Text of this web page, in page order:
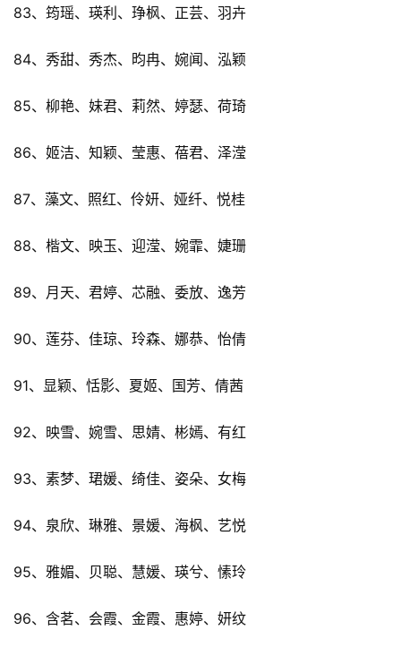
83、筠瑶、瑛利、琤枫、正芸、羽卉
84、秀甜、秀杰、昀冉、婉闻、泓颖
85、柳艳、妹君、莉然、婷瑟、荷琦
86、姬洁、知颖、莹惠、蓓君、泽滢
87、藻文、照红、伶妍、娅纤、悦桂
88、楷文、映玉、迎滢、婉霏、婕珊
89、月天、君婷、芯融、委放、逸芳
90、莲芬、佳琼、玲森、娜恭、怡倩
91、显颖、恬影、夏姬、国芳、倩茜
92、映雪、婉雪、思婧、彬嫣、有红
93、素梦、珺媛、绮佳、姿朵、女梅
94、泉欣、琳雅、景媛、海枫、艺悦
95、雅媚、贝聪、慧媛、瑛兮、愫玲
96、含茗、会霞、金霞、惠婷、妍纹